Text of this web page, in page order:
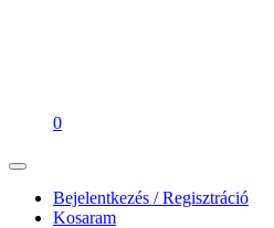
0
Bejelentkezés / Regisztráció
Kosaram